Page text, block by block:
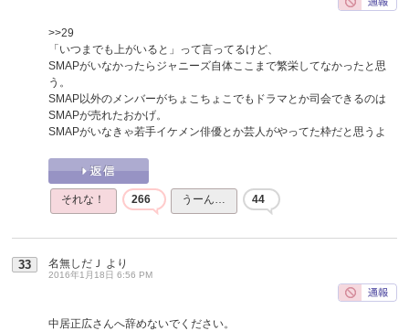
>>29
「いつまでも上がいると」って言ってるけど、
SMAPがいなかったらジャニーズ自体ここまで繁栄してなかったと思
う。
SMAP以外のメンバーがちょこちょこでもドラマとか司会できるのは
SMAPが売れたおかげ。
SMAPがいなきゃ若手イケメン俳優とか芸人がやってた枠だと思うよ
それな！ 266 うーん… 44
33 名無しだＪ より
2016年1月18日 6:56 PM
中居正広さんへ辞めないでください。